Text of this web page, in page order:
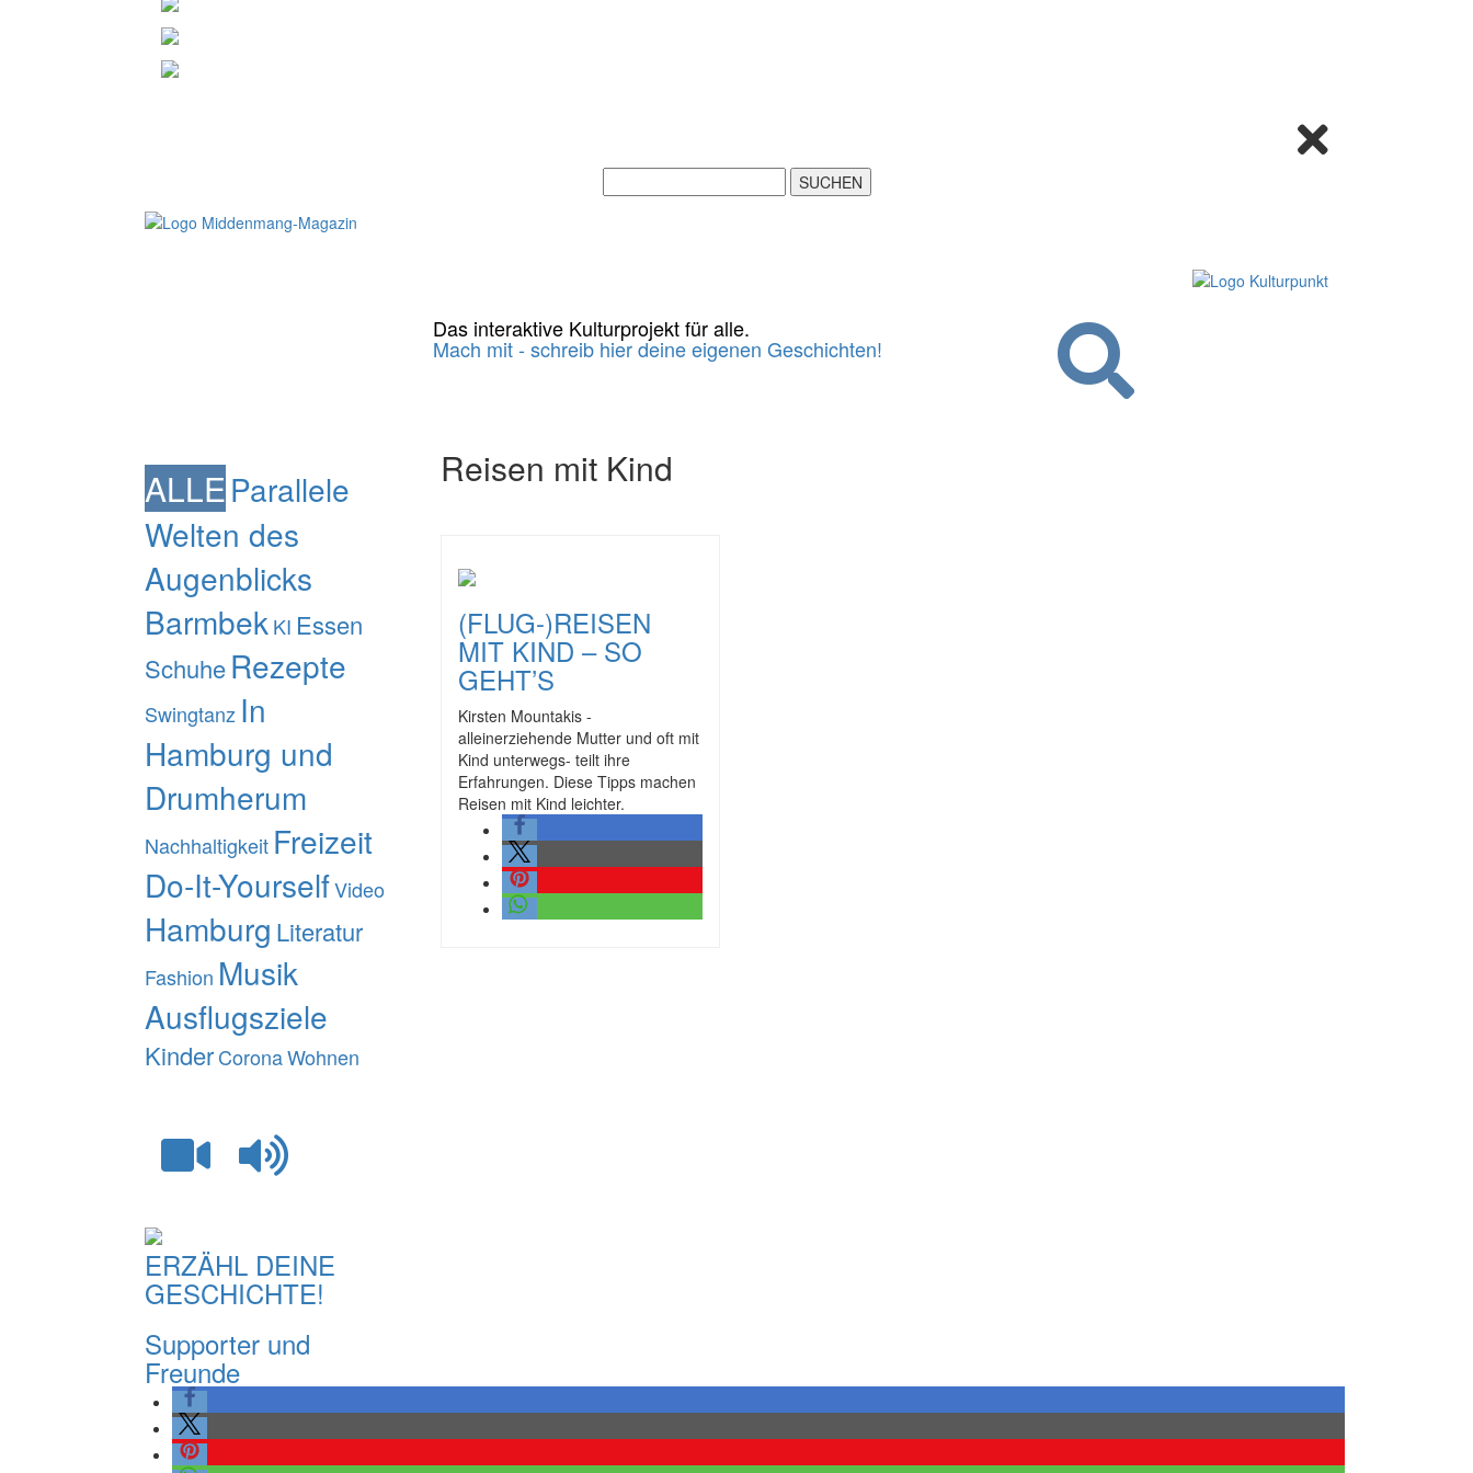
Das interaktive Kulturprojekt für alle.
Mach mit - schreib hier deine eigenen Geschichten!
ALLEParallele
Welten des
Augenblicks
BarmbekKI Essen
SchuheRezepte
Swingtanz In
Hamburg und
Drumherum
Nachhaltigkeit Freizeit
Do-It-YourselfVideo
Hamburg Literatur
Fashion Musik
Ausflugsziele
KinderCoronaWohnen
ERZÄHL DEINE
GESCHICHTE!
Supporter und
Freunde
Reisen mit Kind
(FLUG-)REISEN
MIT KIND – SO
GEHT’S
Kirsten Mountakis -
alleinerziehende Mutter und oft mit
Kind unterwegs- teilt ihre
Erfahrungen. Diese Tipps machen
Reisen mit Kind leichter.